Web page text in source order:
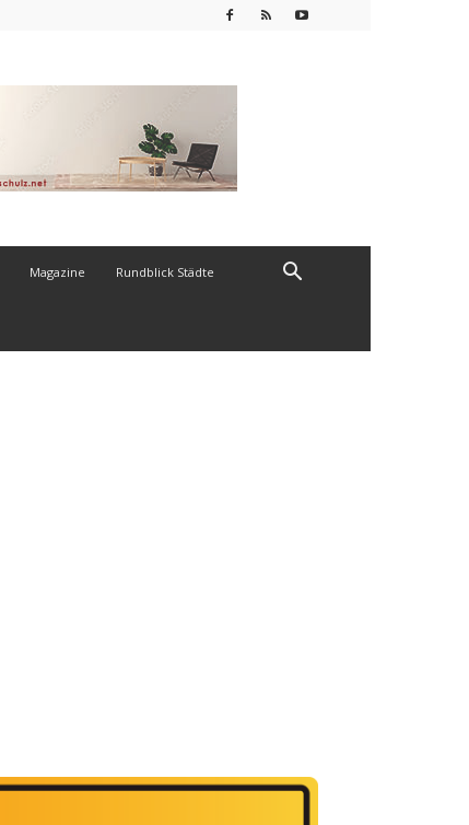
Magazine Rundblick Städte